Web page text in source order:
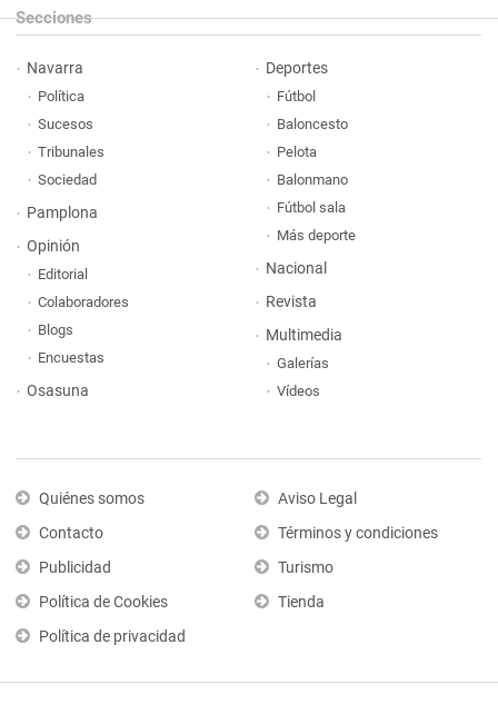
Secciones
Navarra
Política
Sucesos
Tribunales
Sociedad
Pamplona
Opinión
Editorial
Colaboradores
Blogs
Encuestas
Osasuna
Deportes
Fútbol
Baloncesto
Pelota
Balonmano
Fútbol sala
Más deporte
Nacional
Revista
Multimedia
Galerías
Vídeos
Quiénes somos
Contacto
Publicidad
Política de Cookies
Política de privacidad
Aviso Legal
Términos y condiciones
Turismo
Tienda